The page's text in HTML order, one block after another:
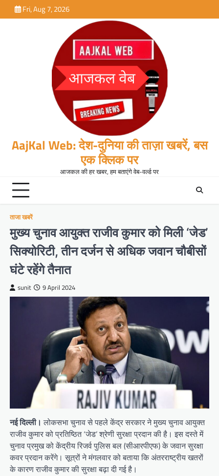
to
Fri, Aug 7, 2026
AajKal Web: देश-दुनिया की ताज़ा खबरें, बस
एक क्लिक पर
आजकल की हर खबर, हम बताएंगे वेब-वर्ल्ड पर
ताजा खबरें
मुख्य चुनाव आयुक्त राजीव कुमार को मिली ‘जेड’
सिक्योरिटी, तीन दर्जन से अधिक जवान चौबीसों
घंटे रहेंगे तैनात
sunit 9 April 2024
नई दिल्ली। लोकसभा चुनाव से पहले केंद्र सरकार ने मुख्य चुनाव आयुक्त
राजीव कुमार को प्रतिष्ठित ‘जेड’ श्रेणी सुरक्षा प्रदान की है। इस दस्ते में
चुनाव प्रमुख को केंद्रीय रिजर्व पुलिस बल (सीआरपीएफ) के जवान सुरक्षा
कवर प्रदान करेंगे। सूत्रों ने मंगलवार को बताया कि अंतरराष्ट्रीय खतरों
के कारण राजीव कुमार की सुरक्षा बढ़ा दी गई है।